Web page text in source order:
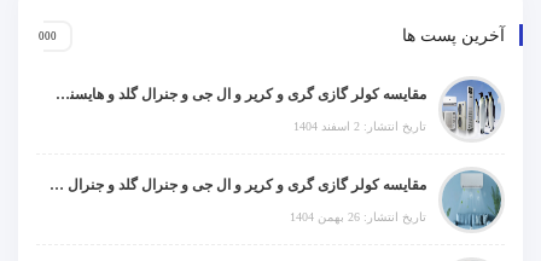
آخرین پست ها
مقایسه کولر گازی گری و کریر و ال جی و جنرال گلد و هایسنس و مدیا و اجنرال
تاریخ انتشار: 2 اسفند 1404
مقایسه کولر گازی گری و کریر و ال جی و جنرال گلد و جنرال شکار و سامسونگ و یونیوا
تاریخ انتشار: 26 بهمن 1404